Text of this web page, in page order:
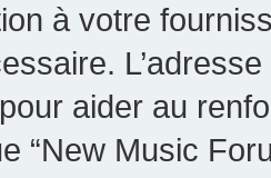
à votre
aider au
“New Music